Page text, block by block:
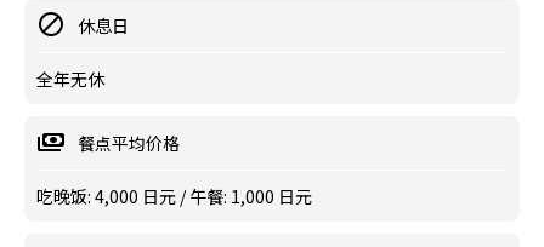
休息日
全年无休
餐点平均价格
吃晚饭: 4,000 日元 / 午餐: 1,000 日元